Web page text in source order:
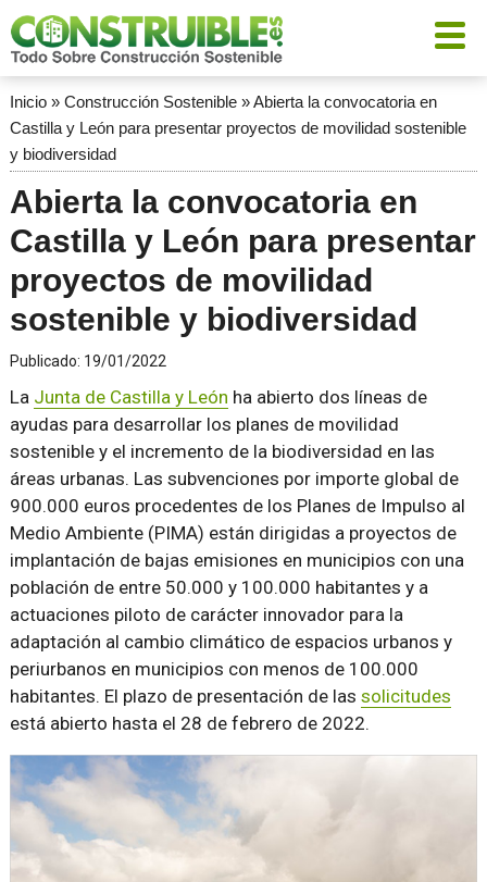
Inicio» Construcción Sostenible»Abierta la convocatoria en
Castilla y León para presentar proyectos de movilidad sostenible
y biodiversidad
Abierta la convocatoria en
Castilla y León para presentar
proyectos de movilidad
sostenible y biodiversidad
Publicado: 19/01/2022
La Junta de Castilla y León ha abierto dos líneas de
ayudas para desarrollar los planes de movilidad
sostenible y el incremento de la biodiversidad en las
áreas urbanas. Las subvenciones por importe global de
900.000 euros procedentes de los Planes de Impulso al
Medio Ambiente (PIMA) están dirigidas a proyectos de
implantación de bajas emisiones en municipios con una
población de entre 50.000 y 100.000 habitantes y a
actuaciones piloto de carácter innovador para la
adaptación al cambio climático de espacios urbanos y
periurbanos en municipios con menos de 100.000
habitantes. El plazo de presentación de las solicitudes
está abierto hasta el 28 de febrero de 2022.